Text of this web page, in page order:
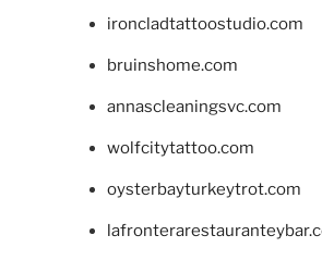
ironcladtattoostudio.com
bruinshome.com
annascleaningsvc.com
wolfcitytattoo.com
oysterbayturkeytrot.com